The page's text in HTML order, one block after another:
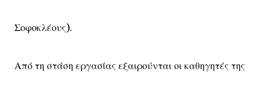
Σοφοκλέους).
Από τη στάση εργασίας εξαιρούνται οι καθηγητές της